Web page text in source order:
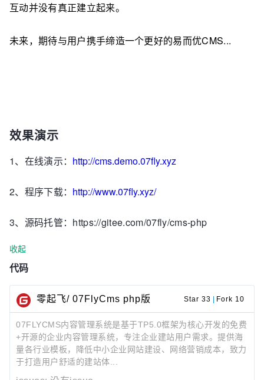
互动并没有真正建立起来。
未来，期待与用户携手缔造一个更好的易而优CMS...
效果演示
1、在线演示： http://cms.demo.07fly.xyz
2、程序下载： http://www.07fly.xyz/
3、源码托管：https://gitee.com/07fly/cms-php
收起
代码
零起飞/ 07FlyCms php版 Star 33 Fork 10
07FLYCMS内容管理系统是基于TP5.0框架为核心开发的免费
+开源的企业内容管理系统，专注企业建站用户需求。提供海
量各行业模板，降低中小企业网站建设、网络营销成本，致力
于打造用户舒适的建站体...